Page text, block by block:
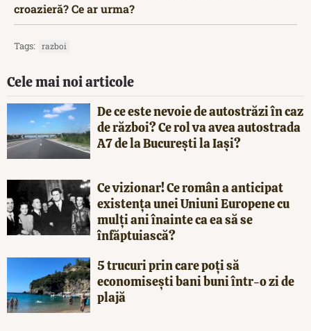
croazieră? Ce ar urma?
Tags: razboi
Cele mai noi articole
De ce este nevoie de autostrăzi în caz
de război? Ce rol va avea autostrada
A7 de la București la Iași?
Ce vizionar! Ce român a anticipat
existența unei Uniuni Europene cu
mulți ani înainte ca ea să se
înfăptuiască?
5 trucuri prin care poți să
economisești bani buni într-o zi de
plajă